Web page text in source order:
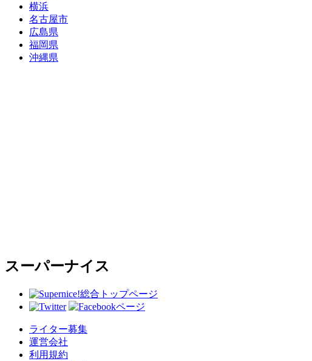
横浜
名古屋市
広島県
福岡県
沖縄県
スーパーナイス
総合トップページ
ライター募集
運営会社
利用規約